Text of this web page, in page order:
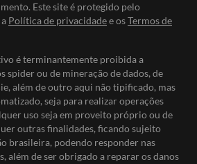
Este site é protegido pelo
Política de privacidadee osTermos de
é terminantemente proibida a
spider ou de mineração de dados, de
além de outro aqui não tipificado, mas
seja para realizar operações
uso seja em proveito próprio ou de
outras finalidades, ficando sujeito
brasileira, podendo responder nas
além de ser obrigado a reparar os danos